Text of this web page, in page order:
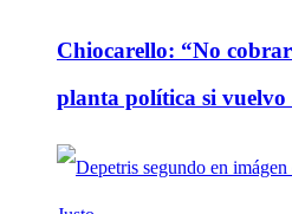
Chiocarello: “No
planta política si vuelvo